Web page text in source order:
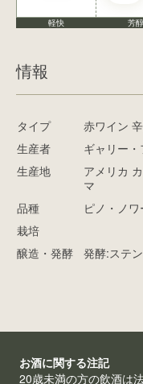
軽快 芳醇
情報
タイプ
赤ワイン
生産者
ギャリー
生産地
アメリカ
マ
品種
ピノ・ノ
栽培
醸造・発酵
発酵:ステ
お酒に関する注記
20歳未満の方の飲酒は